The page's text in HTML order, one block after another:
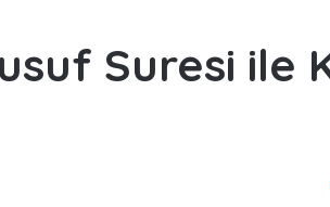
Suresi ile